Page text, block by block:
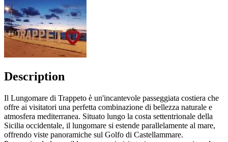
Description
Il Lungomare di Trappeto è un'incantevole passeggiata costiera che
offre ai visitatori una perfetta combinazione di bellezza naturale e
atmosfera mediterranea. Situato lungo la costa settentrionale della
Sicilia occidentale, il lungomare si estende parallelamente al mare,
offrendo viste panoramiche sul Golfo di Castellammare.